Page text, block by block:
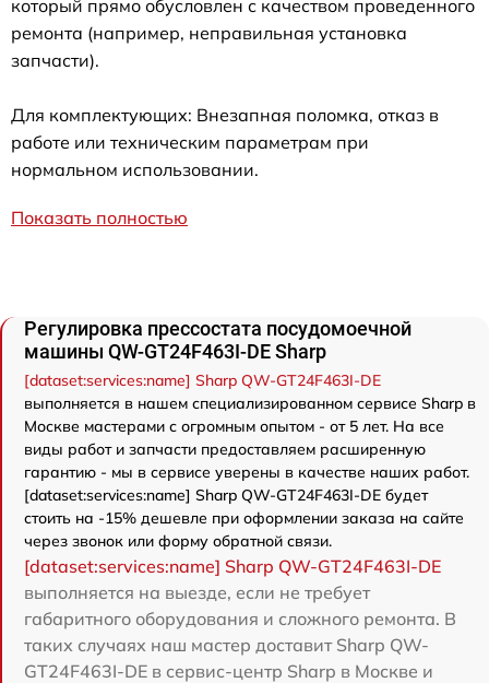
который прямо обусловлен с качеством проведенного
ремонта (например, неправильная установка
запчасти).
Для комплектующих: Внезапная поломка, отказ в
работе или техническим параметрам при
нормальном использовании.
Показать полностью
Регулировка прессостата посудомоечной
машины QW-GT24F463I-DE Sharp
[dataset:services:name] Sharp QW-GT24F463I-DE
выполняется в нашем специализированном сервисе Sharp в
Москве мастерами с огромным опытом - от 5 лет. На все
виды работ и запчасти предоставляем расширенную
гарантию - мы в сервисе уверены в качестве наших работ.
[dataset:services:name] Sharp QW-GT24F463I-DE будет
стоить на -15% дешевле при оформлении заказа на сайте
через звонок или форму обратной связи.
[dataset:services:name] Sharp QW-GT24F463I-DE
выполняется на выезде, если не требует
габаритного оборудования и сложного ремонта. В
таких случаях наш мастер доставит Sharp QW-
GT24F463I-DE в сервис-центр Sharp в Москве и